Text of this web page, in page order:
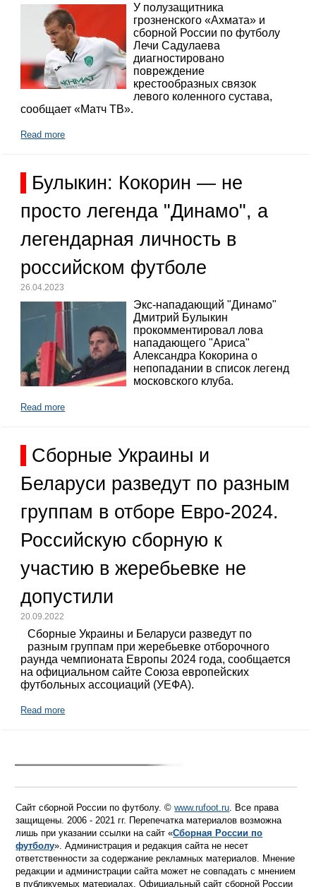
У полузащитника
грозненского «Ахмата» и
сборной России по футболу
Лечи Садулаева
диагностировано
повреждение
крестообразных связок
левого коленного сустава,
сообщает «Матч ТВ».
Read more
Булыкин: Кокорин — не
просто легенда "Динамо", а
легендарная личность в
российском футболе
26.04.2023
Экс-нападающий "Динамо"
Дмитрий Булыкин
прокомментировал лова
нападающего "Ариса"
Александра Кокорина о
непопадании в список легенд
московского клуба.
Read more
Сборные Украины и
Беларуси разведут по разным
группам в отборе Евро-2024.
Российскую сборную к
участию в жеребьевке не
допустили
20.09.2022
Сборные Украины и Беларуси разведут по
разным группам при жеребьевке отборочного
раунда чемпионата Европы 2024 года, сообщается
на официальном сайте Союза европейских
футбольных ассоциаций (УЕФА).
Read more
Сайт сборной России по футболу. ©www.rufoot.ru. Все права
защищены. 2006 - 2021 гг. Перепечатка материалов возможна
лишь при указании ссылки на сайт «Сборная России по
футболу». Администрация и редакция сайта не несет
ответственности за содержание рекламных материалов. Мнение
редакции и администрации сайта может не совпадать с мнением
в публикуемых материалах. Официальный сайт сборной России